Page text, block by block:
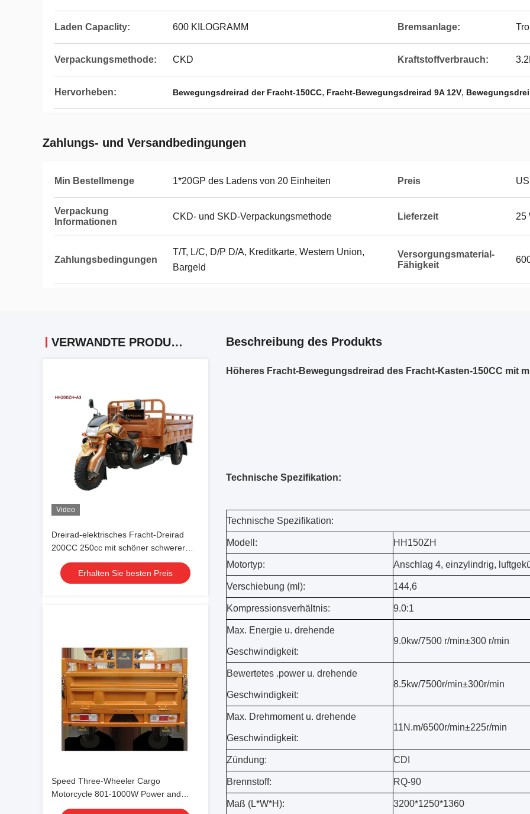
Laden Capaclity: 600 KILOGRAMM Bremsanlage:
Verpackungsmethode: CKD Kraftstoffverbrauch:
Hervorheben: Bewegungsdreirad der Fracht-150CC, Fracht-Bewegungsdreirad 9A 12V,
Zahlungs- und Versandbedingungen
Min Bestellmenge 1*20GP des Ladens von 20 Einheiten Preis
Verpackung
Informationen
CKD- und SKD-Verpackungsmethode Lieferzeit 25
Zahlungsbedingungen
T/T, L/C, D/P D/A, Kreditkarte, Western Union,
Bargeld
Versorgungsmaterial-
Fähigkeit
VERWANDTE PRODUKTE
Video
Dreirad-elektrisches Fracht-Dreirad
200CC 250cc mit schöner schwerer
Gabel
Erhalten Sie besten Preis
Speed Three-Wheeler Cargo
Motorcycle 801-1000W Power and
Maximum Speed of 60km for Transport
Beschreibung des Produkts
Höheres Fracht-Bewegungsdreirad des Fracht-Kasten-150CC mit
Technische Spezifikation:
Technische Spezifikation:
Modell: HH150ZH
Motortyp: Anschlag 4, einzylindrig,
Verschiebung (ml): 144,6
Kompressionsverhältnis: 9.0:1
Max. Energie u. drehende
Geschwindigkeit:
9.0kw/7500 r/min±300 r/min
Bewertetes .power u. drehende
Geschwindigkeit:
8.5kw/7500r/min±300r/min
Max. Drehmoment u. drehende
Geschwindigkeit:
11N.m/6500r/min±225r/min
Zündung: CDI
Brennstoff: RQ-90
Maß (L*W*H): 3200*1250*1360